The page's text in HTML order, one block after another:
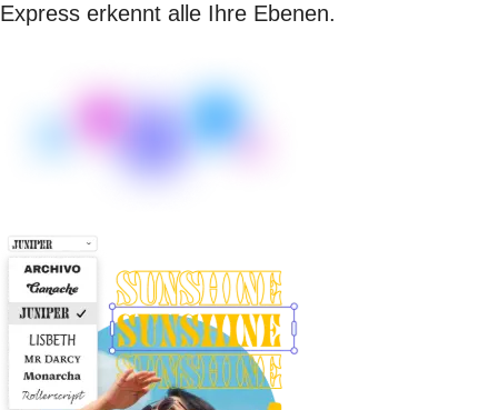
Express erkennt alle Ihre Ebenen.